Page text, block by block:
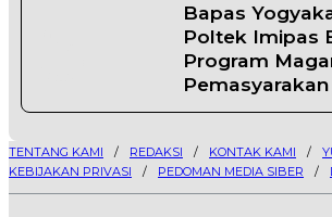
Bapas
Poltek Imipas
Program
Pemasyarakan
TENTANG KAMI REDAKSI KONTAK KAMI
KEBIJAKAN PRIVASI
PEDOMAN MEDIA SIBER